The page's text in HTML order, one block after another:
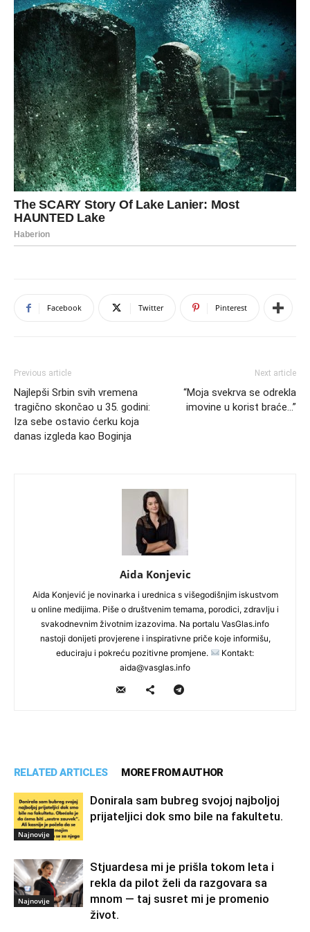
Facebook Twitter Pinterest
Previous article
Najlepši Srbin svih vremena
tragično skončao u 35. godini:
Iza sebe ostavio ćerku koja
danas izgleda kao Boginja
Next article
“Moja svekrva se odrekla
imovine u korist braće…”
Aida Konjevic
Aida Konjević je novinarka i urednica s višegodišnjim iskustvom
u online medijima. Piše o društvenim temama, porodici, zdravlju i
svakodnevnim životnim izazovima. Na portalu VasGlas.info
nastoji donijeti provjerene i inspirativne priče koje informišu,
educiraju i pokreću pozitivne promjene.
Kontakt:
aida@vasglas.info
RELATED ARTICLES MORE FROM AUTHOR
Najnovije
Donirala sam bubreg svojoj najboljoj
prijateljici dok smo bile na fakultetu.
Najnovije
Stjuardesa mi je prišla tokom leta i
rekla da pilot želi da razgovara sa
mnom — taj susret mi je promenio
život.